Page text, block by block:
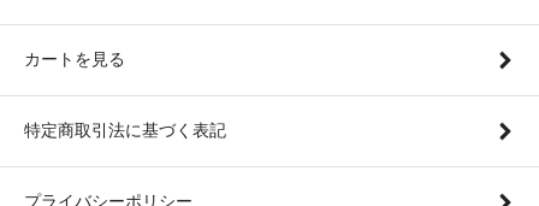
カートを見る
特定商取引法に基づく表記
プライバシーポリシー